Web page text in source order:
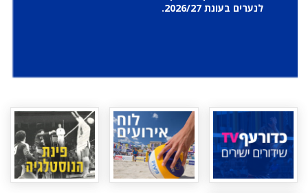
לנערים בעונת 2026/27.